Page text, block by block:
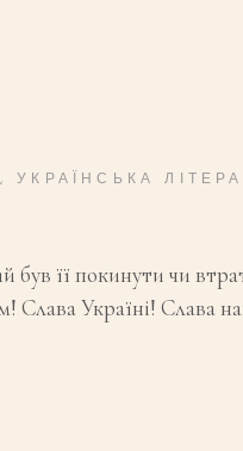
, УКРАЇНСЬКА
був її покинути чи
Україні! Слава